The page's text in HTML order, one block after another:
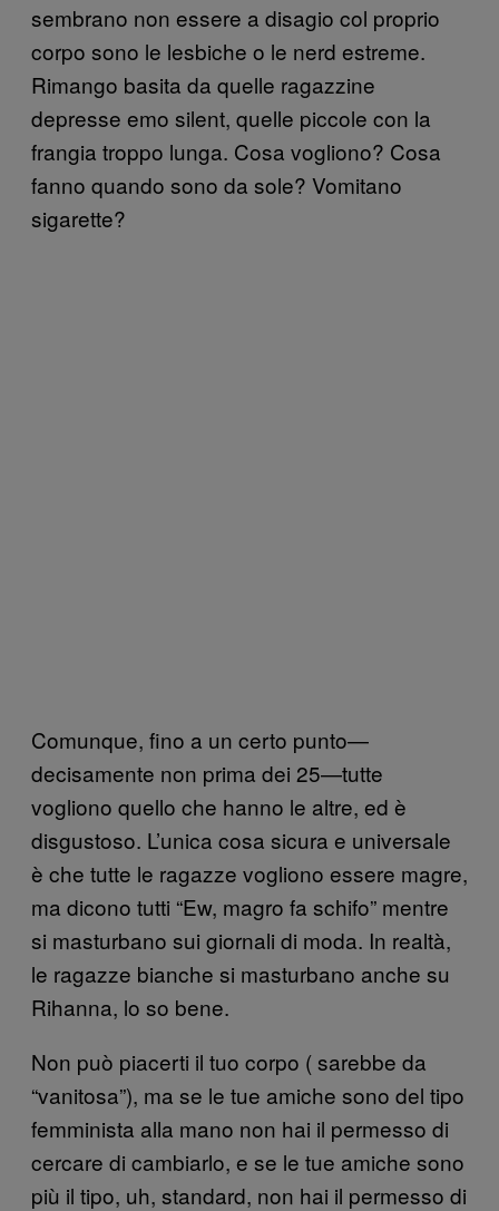
sembrano non essere a disagio col proprio
corpo sono le lesbiche o le nerd estreme.
Rimango basita da quelle ragazzine
depresse emo silent, quelle piccole con la
frangia troppo lunga. Cosa vogliono? Cosa
fanno quando sono da sole? Vomitano
sigarette?
Comunque, fino a un certo punto—
decisamente non prima dei 25—tutte
vogliono quello che hanno le altre, ed è
disgustoso. L’unica cosa sicura e universale
è che tutte le ragazze vogliono essere magre,
ma dicono tutti “Ew, magro fa schifo” mentre
si masturbano sui giornali di moda. In realtà,
le ragazze bianche si masturbano anche su
Rihanna, lo so bene.
Non può piacerti il tuo corpo ( sarebbe da
“vanitosa”), ma se le tue amiche sono del tipo
femminista alla mano non hai il permesso di
cercare di cambiarlo, e se le tue amiche sono
più il tipo, uh, standard, non hai il permesso di